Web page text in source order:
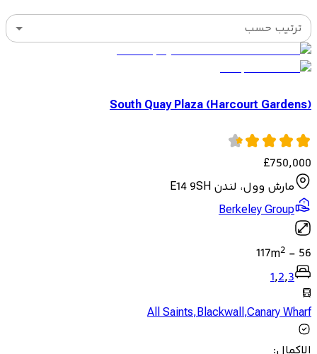
ترتيب حسب
South Quay Plaza (Harcourt Gardens)
£750,000
مارش وول، لندن E14 9SH
Berkeley Group
56
-
117m2
1,2,3
All Saints,Blackwall,Canary Wharf